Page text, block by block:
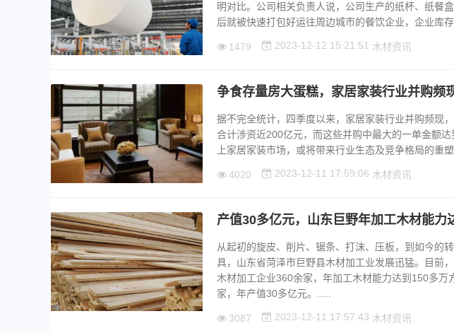
明对比。公司相关负责人说，公司生产的纸杯、纸餐
后就被快速打包好运往周边城市的餐饮企业，企业库
2023-12-12 15:21:51 木材资讯
1479
争食存量房大蛋糕，家居家装行业并购频现
据不完全统计，四季度以来，家居家装行业并购频现
合计涉资近200亿元，而这些并购中最大的一单金额
上家居家装市场，或将带来行业生态及竞争格局的重
2023-12-11 17:59:06 木材资讯
4020
产值30多亿元，山东巨野年加工木材能力
从起初的旋皮、削片、锯条、打沫、压板，到如今的
具，山东省菏泽市巨野县木材加工业发展迅猛。目前
木材加工企业360余家，年加工木材能力达到150多万
家，年产值30多亿元。.....
2023-12-11 17:57:43 木材资讯
3087